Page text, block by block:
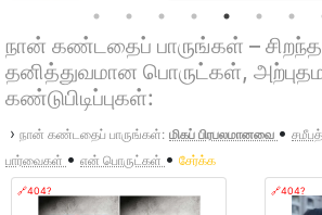
நான் கண்டதைப் பாருங்கள் – சிறந்த
தனித்துவமான பொருட்கள்,
கண்டுபிடிப்புகள்:
› நான் கண்டதைப் பாருங்கள்: மிகப் பிரபலமானவை •
பார்வைகள் • என் பொருட்கள் • சேர்க்க
🔗404? 🔗404?